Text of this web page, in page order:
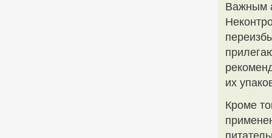
Важным
их
Кроме